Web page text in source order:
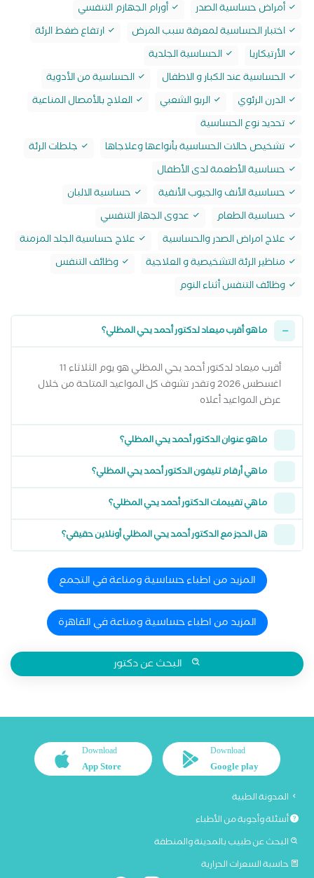
أمراض حساسية الصدر
أورام الجهازم التنفسي
اختبار الحساسية لمعرفة سبب المرض
ارتفاع ضغط الرئة
الأرتيكاريا
الحساسية الجلدية
الحساسية عند الكبار و الاطفال
الحساسية من الأدوية
الدرن الرئوي
الربو الشعبي
العلاج بالأمصال المناعية
تحديد نوع الحساسية
تشخيص حالات الحساسية بأنواعها وعلاجاها
جلطات الرئة
حساسية الأطعمة لدى الأطفال
حساسية الأنف والجيوب الأنفية
حساسية الالبان
حساسية الطعام
عدوى الجهاز التنفسي
علاج امراض الصدر والحساسية
علاج حساسية الجلد المزمنة
مناظير الرئة التشخيصية و العلاجية
وظائف التنفس
وظائف التنفس أثناء النوم
ما هو أقرب ميعاد لدكتور أحمد يحي المظلي؟
أقرب ميعاد لدكتور أحمد يحي المظلي هو يوم الثلاثاء 11
اغسطس 2026 وتقدر تشوف كل المواعيد المتاحة من خلال
عرض المواعيد أعلاه
ما هو عنوان الدكتور أحمد يحي المظلي؟
ما هي أرقام تليفون الدكتور أحمد يحي المظلي؟
ما هي تقييمات الدكتور أحمد يحي المظلي؟
هل الحجز مع الدكتور أحمد يحي المظلي أونلاين حقيقي؟
المزيد من اطباء حساسية ومناعة في التجمع
المزيد من اطباء حساسية ومناعة في القاهرة
البحث عن دكتور
Download
Google play
Download
App Store
المدونة الطبية
أسئلة وأجوبة من الأطباء
البحث عن طبيب بالمدينة والمنطقة
حاسبة السعرات الحرارية